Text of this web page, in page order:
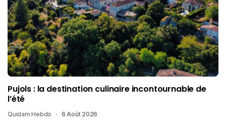
Pujols : la destination culinaire incontournable de
l’été
Quidam Hebdo 6 Août 2026